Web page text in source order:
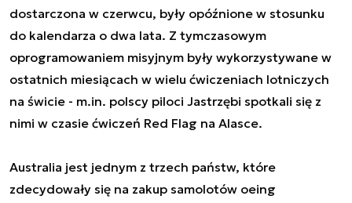
dostarczona w czerwcu, były opóźnione w stosunku
do kalendarza o dwa lata. Z tymczasowym
oprogramowaniem misyjnym były wykorzystywane w
ostatnich miesiącach w wielu ćwiczeniach lotniczych
na świcie - m.in. polscy piloci Jastrzębi spotkali się z
nimi w czasie ćwiczeń Red Flag na Alasce.
Australia jest jednym z trzech państw, które
zdecydowały się na zakup samolotów oeing